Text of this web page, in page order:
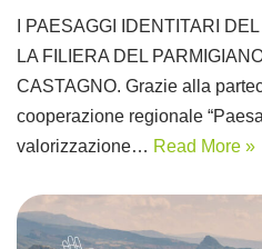
I PAESAGGI IDENTITARI
LA FILIERA DEL
CASTAGNO. Grazie alla
cooperazione regionale
valorizzazione… Read More »